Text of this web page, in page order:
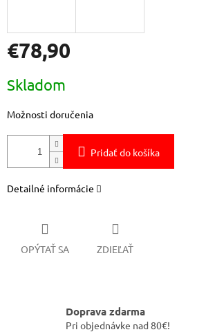
€78,90
cena:
Skladom
Možnosti doručenia
Pridať do košíka
Detailné informácie
OPÝTAŤ SA ZDIEĽAŤ
Doprava zdarma
Pri objednávke nad 80€!